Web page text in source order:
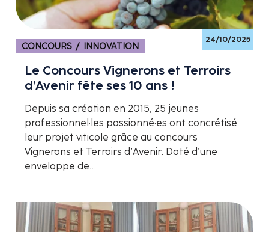
24/10/2025
CONCOURS / INNOVATION
Le Concours Vignerons et Terroirs
d’Avenir fête ses 10 ans !
Depuis sa création en 2015, 25 jeunes
professionnel·les passionné·es ont concrétisé
leur projet viticole grâce au concours
Vignerons et Terroirs d’Avenir. Doté d’une
enveloppe de…